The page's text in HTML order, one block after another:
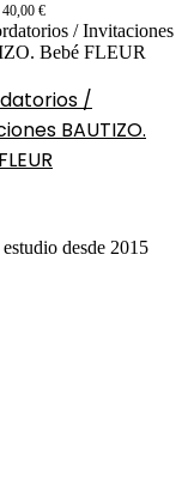
40,00 €
/
BAUTIZO.
desde 2015